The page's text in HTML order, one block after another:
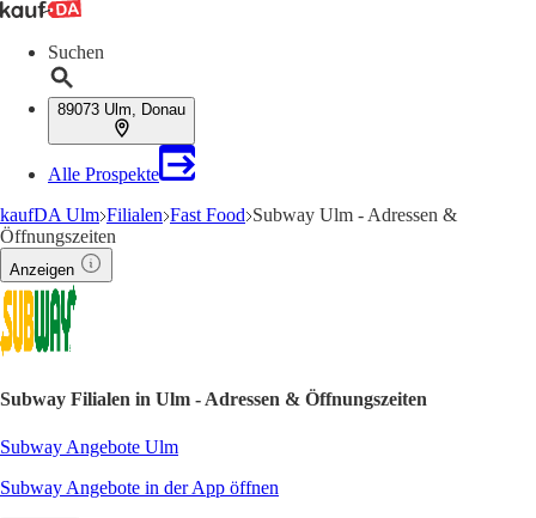
Suchen
89073 Ulm, Donau
Alle Prospekte
kaufDA Ulm Filialen Fast Food Subway Ulm - Adressen &
Öffnungszeiten
Anzeigen
Subway Filialen in Ulm - Adressen & Öffnungszeiten
Subway Angebote Ulm
Subway Angebote in der App öffnen